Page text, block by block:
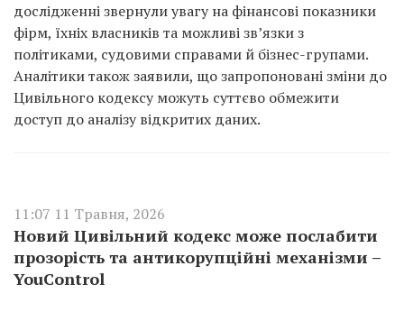
дослідженні звернули увагу на фінансові показники
фірм, їхніх власників та можливі зв’язки з
політиками, судовими справами й бізнес-групами.
Аналітики також заявили, що запропоновані зміни до
Цивільного кодексу можуть суттєво обмежити
доступ до аналізу відкритих даних.
11:07 11 Травня, 2026
Новий Цивільний кодекс може послабити
прозорість та антикорупційні механізми –
YouControl